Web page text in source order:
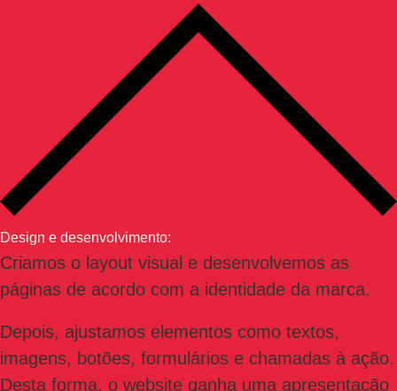
Design e desenvolvimento:
Criamos o layout visual e desenvolvemos as
páginas de acordo com a identidade da marca.
Depois, ajustamos elementos como textos,
imagens, botões, formulários e chamadas à ação.
Desta forma, o website ganha uma apresentação